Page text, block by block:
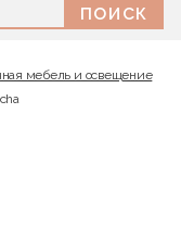
мебель и освещение